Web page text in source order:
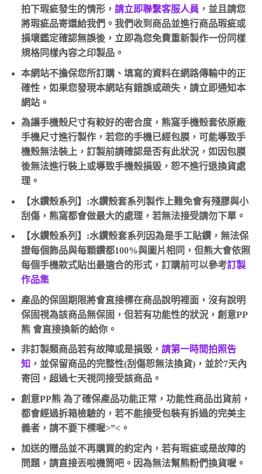
拍下瑕疵發生的情形， 請立即聯繫客服人員 ，並且請您
將瑕疵品寄還給我們。我們收到商品並進行商品瑕疵或
損壞鑑定確認無誤後，立即為您免費重新製作一份同樣
規格同樣內容之印製品。
本網站不擔保您所訂購、填寫的資料在網路傳輸中的正
確性，如果您發現本網站有錯誤或疏失，請立即通知本
網站。
為讓手機殼尺寸有較好的密合度，熊窩手機殼套依原廠
手機尺寸進行製作，若您的手機已經包膜，可能導致手
機殼無法裝上，訂製前請確認是否有此狀況，如因包膜
後無法進行裝上或導致手機殼損毀，恕不進行退換貨處
理。
【水鑽殼系列】:水鑽殼套系列製作上難免會有殘膠與小
刮傷，熊窩都會做最大的處理，若無法接受請勿下單。
【水鑽殼系列】:水鑽殼套系列因為是手工貼鑽，無法保
證每個飾品與每顆鑽都100%與圖片相同，但熊大會依照
每個手機款式貼出最適合的形式，訂購前可以參考訂製
作品集
產品的保固期限將會直接標在商品說明裡面，沒有說明
保固視為該商品無保固，但若有功能性的狀況，創意PP
熊 會直接換新的給你。
非訂製類商品若有故障或是損毀， 請第一時間拍照告
知 ，並保留商品的完整性(刮傷恕無法換貨)，並於7天內
寄回，超過七天視同接受該商品。
創意PP熊 為了確保產品功能正常，功能性商品出貨前，
都會經過拆箱檢驗的，若不能接受包裝有拆過的完美主
義者，請不要下標喔>”<。
加送的贈品並不再購買的約定內，若有瑕疵或是故障的
問題，請直接丟啦機筒吧。因為無法幫熊粉們換貨喔。